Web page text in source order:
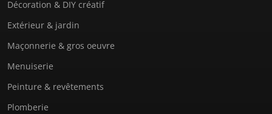
Décoration & DIY créatif
Extérieur & jardin
Maçonnerie & gros oeuvre
Menuiserie
Peinture & revêtements
Plomberie